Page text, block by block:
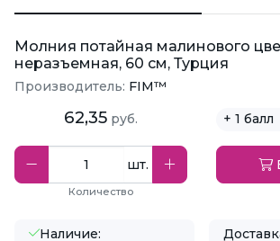
Молния потайная малинового
неразъемная, 60 см, Турция
Производитель: FIM™
62,35 руб. + 1 балл
шт.
Количество
Наличие: